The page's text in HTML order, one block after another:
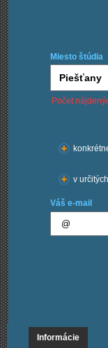
Miesto štúdia
Počet
v
Váš e-mail
Informácie